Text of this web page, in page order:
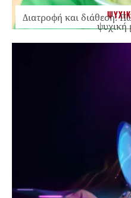
Διατροφή και διάθεση:
ψυχική